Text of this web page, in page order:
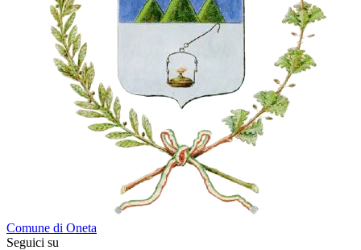
Comune di Oneta
Seguici su